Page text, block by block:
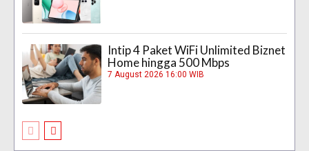
Intip 4 Paket WiFi Unlimited Biznet
Home hingga 500 Mbps
7 August 2026 16:00 WIB